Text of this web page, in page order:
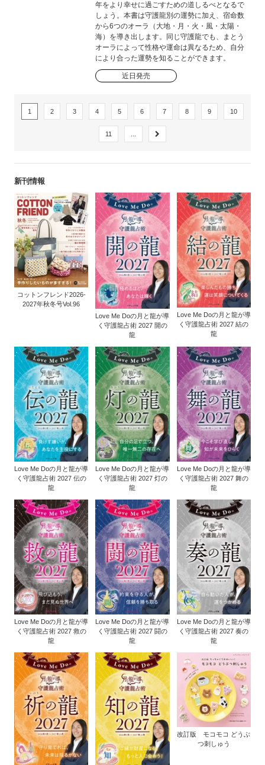
年をより幸せに過ごすための道しるべとなるで
しょう。本書は守護龍別の運勢に加え、宿命数
から6つのオーラ（大地・月・火・風・太陽・
海）を導き出します。同じ守護龍でも、まとう
オーラによって性格や運命は異なるため、自分
により合った運勢を知ることができます。
近日発売
1 2 3 4 5 6 7 8 9 10
11
新刊情報
コットンフレンド2026-
2027年秋冬号Vol.96
Love Me Doの月と龍が導
く守護龍占術 2027 開の
龍
Love Me Doの月と龍が導
く守護龍占術 2027 結の
龍
Love Me Doの月と龍が導
く守護龍占術 2027 伝の
龍
Love Me Doの月と龍が導
く守護龍占術 2027 灯の
龍
Love Me Doの月と龍が導
く守護龍占術 2027 舞の
龍
Love Me Doの月と龍が導
く守護龍占術 2027 救の
龍
Love Me Doの月と龍が導
く守護龍占術 2027 闘の
龍
Love Me Doの月と龍が導
く守護龍占術 2027 奏の
龍
改訂版 モコモコ どうぶ
つ刺しゅう